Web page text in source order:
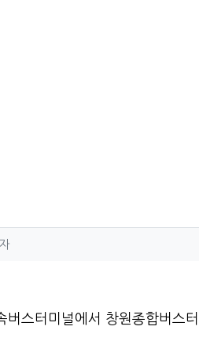
정보
작성
정보
버스터미널에서 창원종합버스